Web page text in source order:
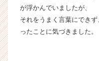
サ
イ
ト
が浮かんでいましたが、
それをうまく言葉にでき
ったことに気づきました。